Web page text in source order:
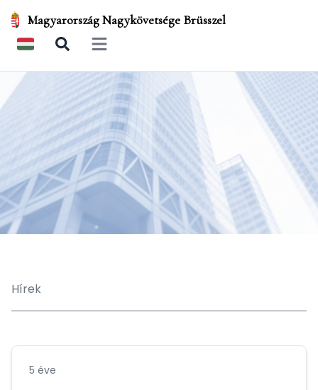
Magyarország Nagykövetsége Brüsszel
Open main menu
Hírek
5 éve